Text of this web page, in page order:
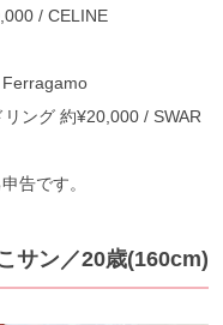
/ CELINE
ング 約¥20,000 / SWAR
告です。
サン／20歳(160cm)